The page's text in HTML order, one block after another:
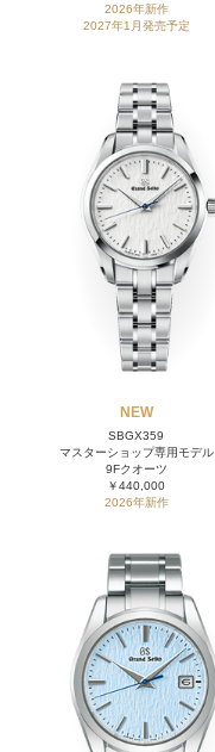
2026年新作
2027年1月発売予定
NEW
SBGX359
マスターショップ専用モデル
9Fクオーツ
￥440,000
2026年新作